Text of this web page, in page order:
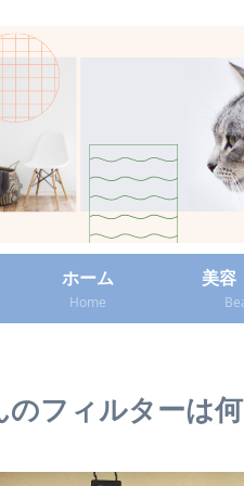
ホーム
Home
美容
のフィルターは